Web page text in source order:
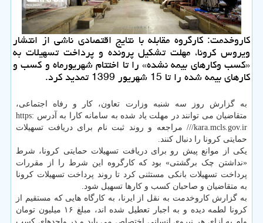
كاروخدمت: كارگروه مقابله با نتایج اقتصادی ناشی از انتشار
ویروس كرونا، مهلت تشكیل پرونده و پرداخت تسهیلات به
«كسب وكارهای بیمه نشده» را تا اختتام شهریورماه و كسب و
كارهای بیمه شده را تا 15 شهریور 1399 تمدید كرد.
به گزارش روز سه شنبه وزارت تعاون، کار و رفاه اجتماعی،
متقاضیان می توانند در مهلت یاد شده به سامانه کارا به آدرس https:
//kara.mcls.gov.ir/ مراجعه و روند ثبت نام برای دریافت تسهیلات
حمایتی کرونا را دنبال کنند.
یکی از موانع پیش رو برای دریافت تسهیلات حمایتی کرونا، شرط
«نداشتن چک برگشتی» بود که کارگروه این شرط را از مقررات
پرداخت تسهیلات بانکی مستثنی کرد تا روند پرداخت تسهیلات کرونا
به متقاضیان و صاحبان کسب و کارها تسهیل شود.
به گزارش کاروخدمت به نقل از ایرنا، به کارگاه هایی که مستقیم از
کرونا لطمه دیده و به اجبار تعطیل شده اند، مبلغ ۱۶ میلیون تومان